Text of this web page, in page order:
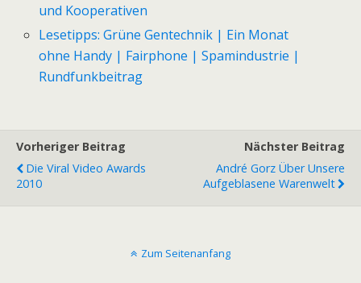
und Kooperativen
Lesetipps: Grüne Gentechnik | Ein Monat
ohne Handy | Fairphone | Spamindustrie |
Rundfunkbeitrag
Vorheriger Beitrag
Die Viral Video Awards
2010
Nächster Beitrag
André Gorz Über Unsere
Aufgeblasene Warenwelt
Zum Seitenanfang